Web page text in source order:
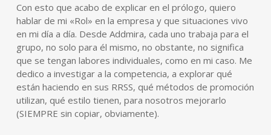
Con esto que acabo de explicar en el prólogo, quiero
hablar de mi «Rol» en la empresa y que situaciones vivo
en mi día a día. Desde Addmira, cada uno trabaja para el
grupo, no solo para él mismo, no obstante, no significa
que se tengan labores individuales, como en mi caso. Me
dedico a investigar a la competencia, a explorar qué
están haciendo en sus RRSS, qué métodos de promoción
utilizan, qué estilo tienen, para nosotros mejorarlo
(SIEMPRE sin copiar, obviamente).